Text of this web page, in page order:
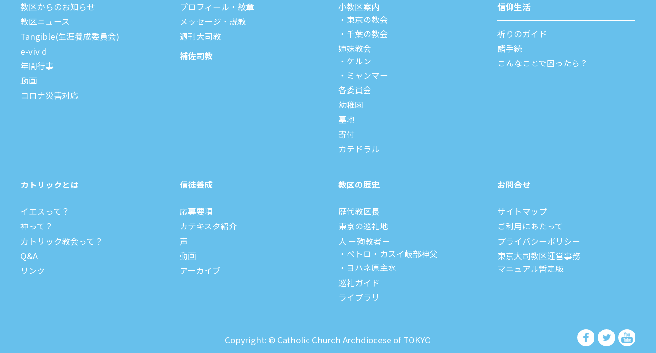
教区からのお知らせ
教区ニュース
Tangible(生涯養成委員会)
e-vivid
年間⾏事
動画
コロナ災害対応
プロフィール・紋章
メッセージ・説教
週刊⼤司教
補佐司教
⼩教区案内
東京の教会
千葉の教会
姉妹教会
ケルン
ミャンマー
各委員会
幼稚園
墓地
寄付
カテドラル
信仰⽣活
祈りのガイド
諸⼿続
こんなことで困ったら？
カトリックとは
イエスって？
神って？
カトリック教会って？
Q&A
リンク
信徒養成
応募要項
カテキスタ紹介
声
動画
アーカイブ
教区の歴史
歴代教区⻑
東京の巡礼地
⼈ －殉教者－
ペトロ・カスイ岐部神父
ヨハネ原主水
巡礼ガイド
ライブラリ
お問合せ
サイトマップ
ご利⽤にあたって
プライバシーポリシー
東京大司教区運営事務
マニュアル暫定版
Copyright: © Catholic Church Archdiocese of TOKYO